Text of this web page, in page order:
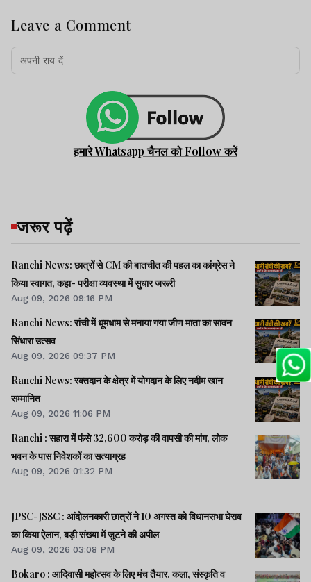
Leave a Comment
हमारे Whatsapp चैनल को Follow करें
जरूर पढ़ें
Ranchi News: छात्रों से CM की बातचीत की पहल का कांग्रेस ने
किया स्वागत, कहा- परीक्षा व्यवस्था में सुधार जरूरी
Aug 09, 2026 09:16 PM
Ranchi News: रांची में धूमधाम से मनाया गया जीण माता का सावन
सिंधारा उत्सव
Aug 09, 2026 09:37 PM
Ranchi News: रक्तदान के क्षेत्र में योगदान के लिए नदीम खान
सम्मानित
Aug 09, 2026 11:06 PM
Ranchi : सहारा में फंसे 32,600 करोड़ की वापसी की मांग, लोक
भवन के पास निवेशकों का सत्याग्रह
Aug 09, 2026 01:32 PM
JPSC-JSSC : आंदोलनकारी छात्रों ने 10 अगस्त को विधानसभा घेराव
का किया ऐलान, बड़ी संख्या में जुटने की अपील
Aug 09, 2026 03:08 PM
Bokaro : आदिवासी महोत्सव के लिए मंच तैयार, कला, संस्कृति व